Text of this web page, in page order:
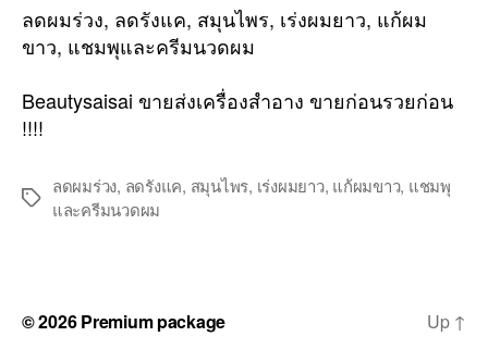
ลดผมร่วง, ลดรังแค, สมุนไพร, เร่งผมยาว, แก้ผม
ขาว, แชมพุและครีมนวดผม
Beautysaisai ขายส่งเครื่องสำอาง ขายก่อนรวยก่อน
!!!!
Tags
ลดผมร่วง, ลดรังแค, สมุนไพร, เร่งผมยาว, แก้ผมขาว, แชมพุ
และครีมนวดผม
© 2026Premium package Up ↑